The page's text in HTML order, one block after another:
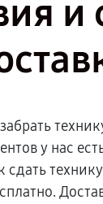
и
у нас